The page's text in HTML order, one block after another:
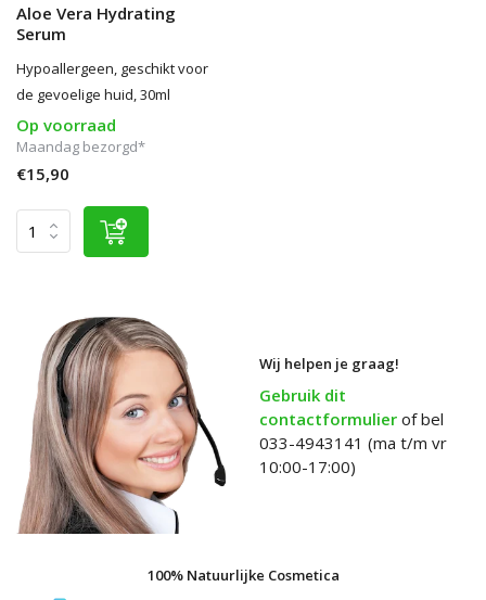
Aloe Vera Hydrating
Serum
Hypoallergeen, geschikt voor
de gevoelige huid, 30ml
Op voorraad
Maandag bezorgd*
€15,90
Wij helpen je graag!
Gebruik dit
contactformulier of bel
033-4943141 (ma t/m vr
10:00-17:00)
100% Natuurlijke Cosmetica